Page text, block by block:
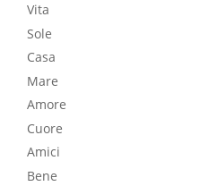
Vita
Sole
Casa
Mare
Amore
Cuore
Amici
Bene